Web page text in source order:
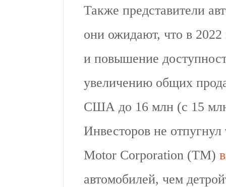
Также представители
они ожидают, что в
и повышение
увеличению общих
США до 16 млн (с 15
Инвесторов не
Motor Corporation (TM)
автомобилей, чем